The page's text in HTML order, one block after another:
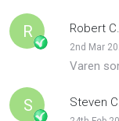
R Robert C.
2nd Mar
Varen
S Steven